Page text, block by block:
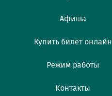
Афиша
Купить билет онлайн
Режим работы
Контакты